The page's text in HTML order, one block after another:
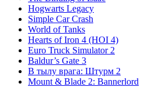
Hogwarts Legacy
Simple Car Crash
World of Tanks
Hearts of Iron 4 (HOI 4)
Euro Truck Simulator 2
Baldur’s Gate 3
В тылу врага: Штурм 2
Mount & Blade 2: Bannerlord